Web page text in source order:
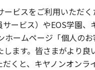
ービスをご利用いただ
ービス）やEOS学園
ホームページ「個人の
ます。皆さまがより
くと、キヤノンオン